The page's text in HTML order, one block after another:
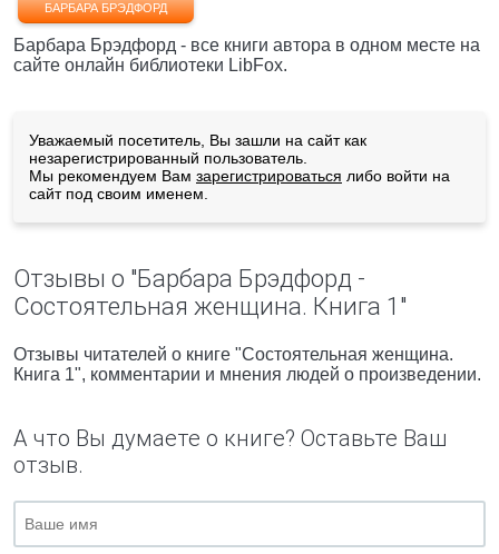
БАРБАРА БРЭДФОРД
Барбара Брэдфорд - все книги автора в одном месте на
сайте онлайн библиотеки LibFox.
Уважаемый посетитель, Вы зашли на сайт как
незарегистрированный пользователь.
Мы рекомендуем Вам зарегистрироваться либо войти на
сайт под своим именем.
Отзывы о "Барбара Брэдфорд -
Состоятельная женщина. Книга 1"
Отзывы читателей о книге "Состоятельная женщина.
Книга 1", комментарии и мнения людей о произведении.
А что Вы думаете о книге? Оставьте Ваш
отзыв.